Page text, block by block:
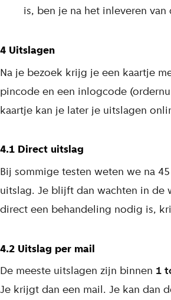
is, ben je na het inleveren
4 Uitslagen
Na je bezoek krijg je een kaartje
pincode en een inlogcode
kaartje kan je later je uitslagen
4.1 Direct uitslag
Bij sommige testen weten we na
uitslag. Je blijft dan wachten in de
direct een behandeling nodig is,
4.2 Uitslag per mail
De meeste uitslagen zijn binnen 1
Je krijgt dan een mail. Je kan dan